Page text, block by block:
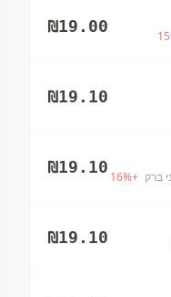
15
₪19.00
₪19.10
ברק +
16%
₪19.10
₪19.10